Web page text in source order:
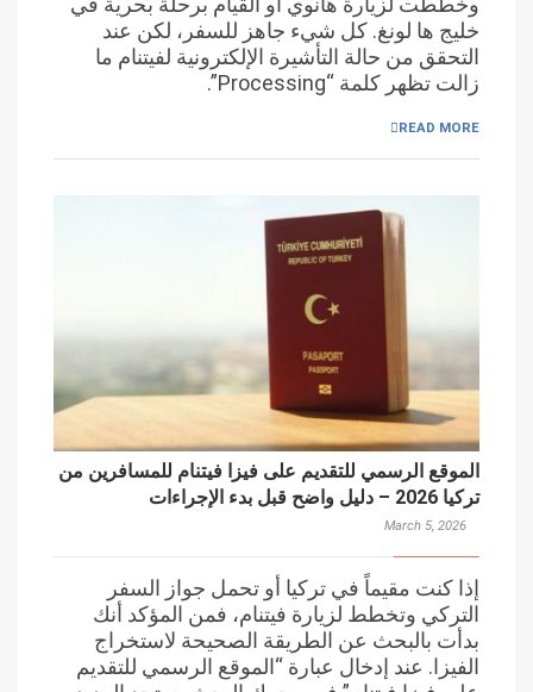
خليج ها لونغ. كل شيء جاهز للسفر، لكن عند
التحقق من حالة التأشيرة الإلكترونية لفيتنام ما
زالت تظهر كلمة “Processing”.
READ MORE
الموقع الرسمي للتقديم على فيزا فيتنام للمسافرين من
تركيا 2026 – دليل واضح قبل بدء الإجراءات
March 5, 2026
إذا كنت مقيماً في تركيا أو تحمل جواز السفر
التركي وتخطط لزيارة فيتنام، فمن المؤكد أنك
بدأت بالبحث عن الطريقة الصحيحة لاستخراج
الفيزا. عند إدخال عبارة “الموقع الرسمي للتقديم